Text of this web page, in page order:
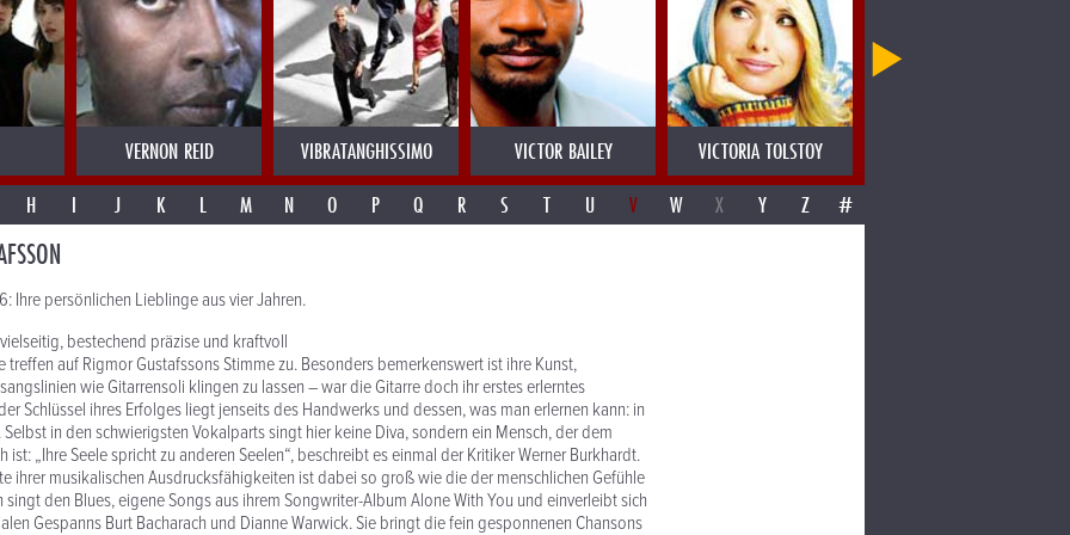
VERNON REID VIBRATANGHISSIMO VICTOR BAILEY VICTORIA TOLSTOY
H
I J K L M N O P Q R S T U V W X Y Z #
Ihre persönlichen Lieblinge aus vier Jahren.
bestechend präzise und kraftvoll
treffen auf Rigmor Gustafssons Stimme zu. Besonders bemerkenswert ist ihre Kunst,
wie Gitarrensoli klingen zu lassen – war die Gitarre doch ihr erstes erlerntes
Schlüssel ihres Erfolges liegt jenseits des Handwerks und dessen, was man erlernen kann: in
in den schwierigsten Vokalparts singt hier keine Diva, sondern ein Mensch, der dem
ist: „Ihre Seele spricht zu anderen Seelen“, beschreibt es einmal der Kritiker Werner Burkhardt.
ihrer musikalischen Ausdrucksfähigkeiten ist dabei so groß wie die der menschlichen Gefühle
singt den Blues, eigene Songs aus ihrem Songwriter-Album Alone With You und einverleibt sich
Gespanns Burt Bacharach und Dianne Warwick. Sie bringt die fein gesponnenen Chansons